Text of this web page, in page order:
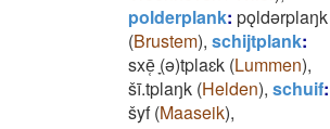
polderplank: pǫldǝrplaŋk
(Brustem), schijtplank:
sxē̜ ̞(ǝ)tplaɛk (Lummen),
šī.tplaŋk (Helden), schuif:
šyf(Maaseik),